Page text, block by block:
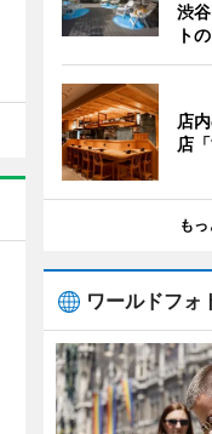
渋
ト
店
店
も
ワールドフォ